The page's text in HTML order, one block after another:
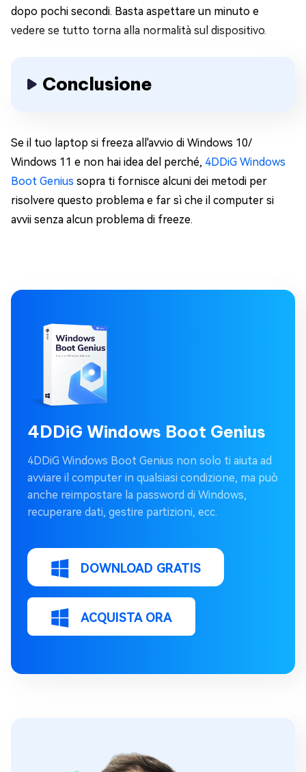
dopo pochi secondi. Basta aspettare un minuto e
vedere se tutto torna alla normalità sul dispositivo.
Conclusione
Se il tuo laptop si freeza all'avvio di Windows 10/
Windows 11 e non hai idea del perché, 4DDiG Windows
Boot Genius sopra ti fornisce alcuni dei metodi per
risolvere questo problema e far sì che il computer si
avvii senza alcun problema di freeze.
4DDiG Windows Boot Genius
4DDiG Windows Boot Genius non solo ti aiuta ad
avviare il computer in qualsiasi condizione, ma può
anche reimpostare la password di Windows,
recuperare dati, gestire partizioni, ecc.
DOWNLOAD GRATIS
ACQUISTA ORA